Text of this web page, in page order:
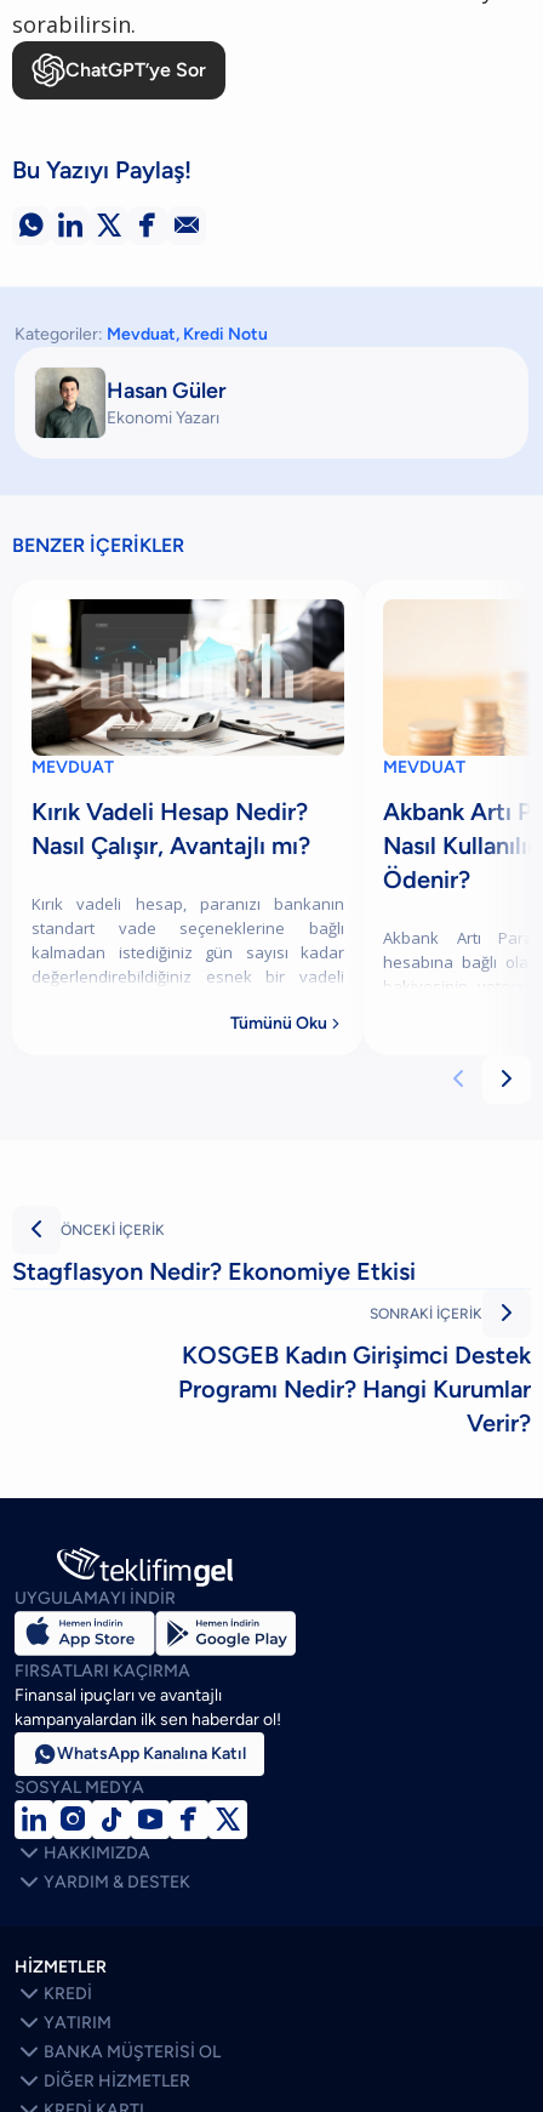
sorabilirsin.
ChatGPT’ye Sor
Bu Yazıyı Paylaş!
    
Kategoriler: Mevduat, Kredi Notu
Hasan Güler
Ekonomi Yazarı
BENZER İÇERİKLER
MEVDUAT
Kırık Vadeli Hesap Nedir?
Nasıl Çalışır, Avantajlı mı?
Kırık vadeli hesap, paranızı bankanın
standart vade seçeneklerine bağlı
kalmadan istediğiniz gün sayısı kadar
değerlendirebildiğiniz esnek bir vadeli
Tümünü Oku 
MEVDUAT
Akbank Artı
Nasıl
Ödenir?
Akbank Artı
hesabına bağlı
bakiyesinin
 
 ÖNCEKİ İÇERİK
Stagflasyon Nedir? Ekonomiye Etkisi
SONRAKİ İÇERİK 
KOSGEB Kadın Girişimci Destek
Programı Nedir? Hangi Kurumlar
Verir?
UYGULAMAYI İNDİR
FIRSATLARI KAÇIRMA
Finansal ipuçları ve avantajlı
kampanyalardan ilk sen haberdar ol!
WhatsApp Kanalına Katıl
SOSYAL MEDYA
    

 HAKKIMIZDA
 YARDIM & DESTEK
HİZMETLER
 KREDİ
 YATIRIM
 BANKA MÜŞTERİSİ OL
 DİĞER HİZMETLER